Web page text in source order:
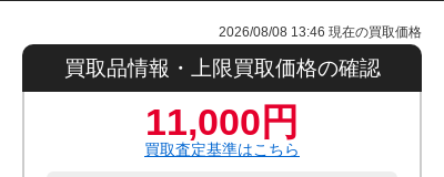
2026/08/08 13:46 現在の買取価格
買取品情報・上限買取価格の確認
11,000円
買取査定基準はこちら